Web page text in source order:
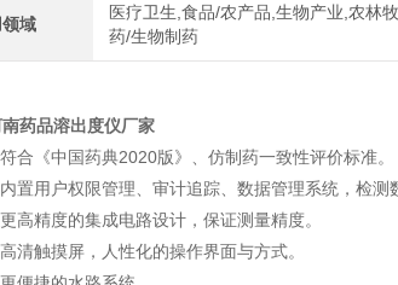
域
医疗卫生,食品/农产品,生物产业,农林
药/生物制药
药品溶出度仪厂家
合《中国药典2020版》、仿制药一致性评价标准。
置用户权限管理、审计追踪、数据管理系统，检测
高精度的集成电路设计，保证测量精度。
清触摸屏，人性化的操作界面与方式。